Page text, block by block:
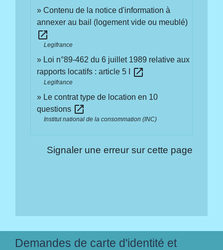
Contenu de la notice d'information à
annexer au bail (logement vide ou meublé)
open_in_new
Legifrance
Loi n°89-462 du 6 juillet 1989 relative aux
rapports locatifs : article 5 I
open_in_new
Legifrance
Le contrat type de location en 10
questions open_in_new
Institut national de la consommation (INC)
Signaler une erreur sur cette page
Demandes de carte d'identité et